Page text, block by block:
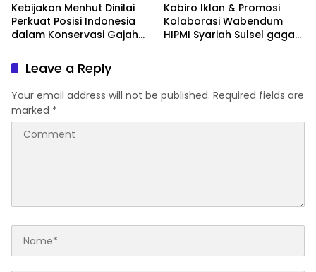
Kebijakan Menhut Dinilai
Perkuat Posisi Indonesia
dalam Konservasi Gajah
Kabiro Iklan & Promosi
Kolaborasi Wabendum
HIPMI Syariah Sulsel gagas
Leave a Reply
Your email address will not be published. Required fields are
marked *